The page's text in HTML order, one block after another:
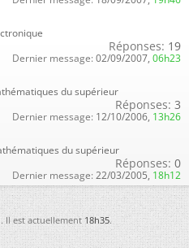
Réponses: 19
Dernier message: 02/09/2007, 06h23
du supérieur
Réponses: 3
Dernier message: 12/10/2006, 13h26
du supérieur
Réponses: 0
Dernier message: 22/03/2005, 18h12
Il est actuellement18h35.